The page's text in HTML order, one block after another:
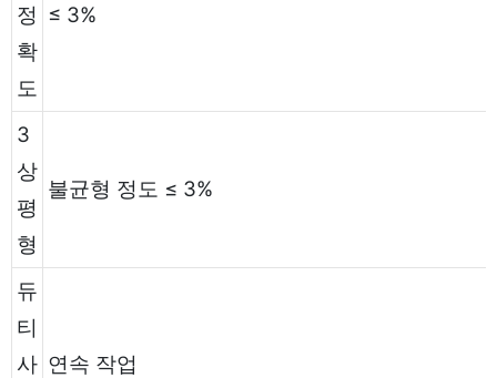
정
확
도
≤ 3%
3
상
평
형
불균형 정도 ≤ 3%
듀
티
사 연속 작업